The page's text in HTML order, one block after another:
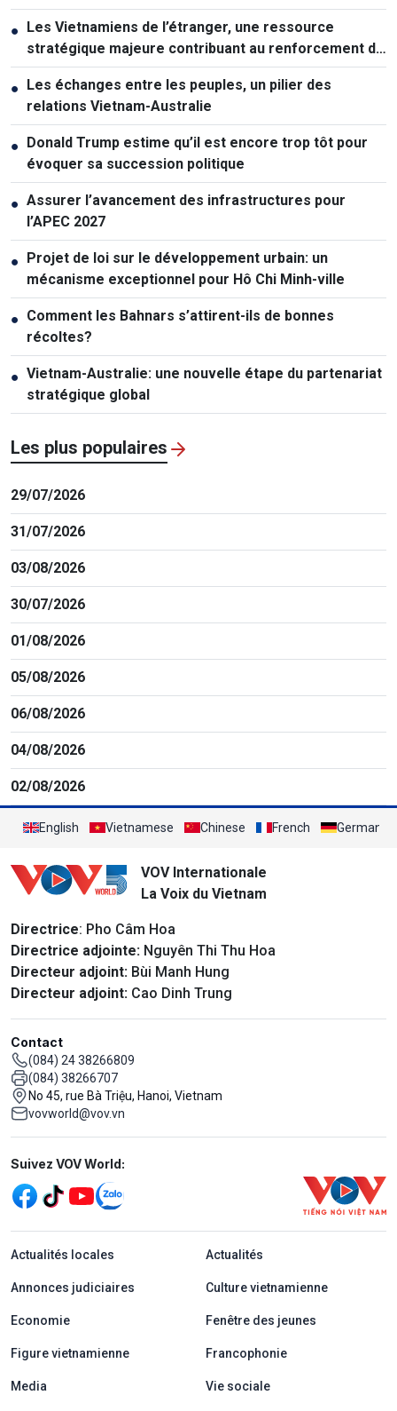
● Les Vietnamiens de l’étranger, une ressource
stratégique majeure contribuant au renforcement de
la puissance nationale
● Les échanges entre les peuples, un pilier des
relations Vietnam-Australie
● Donald Trump estime qu’il est encore trop tôt pour
évoquer sa succession politique
● Assurer l’avancement des infrastructures pour
l’APEC 2027
● Projet de loi sur le développement urbain: un
mécanisme exceptionnel pour Hô Chi Minh-ville
● Comment les Bahnars s’attirent-ils de bonnes
récoltes?
● Vietnam-Australie: une nouvelle étape du partenariat
stratégique global
Les plus populaires
29/07/2026
31/07/2026
03/08/2026
30/07/2026
01/08/2026
05/08/2026
06/08/2026
04/08/2026
02/08/2026
English Vietnamese Chinese French German
VOV Internationale
La Voix du Vietnam
Directrice: Pho Câm Hoa
Directrice adjointe: Nguyên Thi Thu Hoa
Directeur adjoint: Bùi Manh Hung
Directeur adjoint: Cao Dinh Trung
Contact
(084) 24 38266809
(084) 38266707
No 45, rue Bà Triệu, Hanoi, Vietnam
vovworld@vov.vn
Mạng xã hội
Suivez VOV World:
menu footer tiếng Pháp
Actualités locales Actualités
Annonces judiciaires Culture vietnamienne
Economie Fenêtre des jeunes
Figure vietnamienne Francophonie
Media Vie sociale